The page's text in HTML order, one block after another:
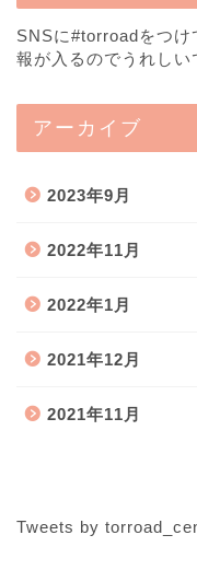
SNSに#torroadをつけ
報が入るのでうれしい
アーカイブ
2023年9月
2022年11月
2022年1月
2021年12月
2021年11月
Tweets by